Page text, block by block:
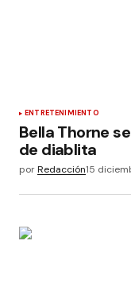
ENTRETENIMIENTO
Bella Thorne
de diablita
porRedacción15